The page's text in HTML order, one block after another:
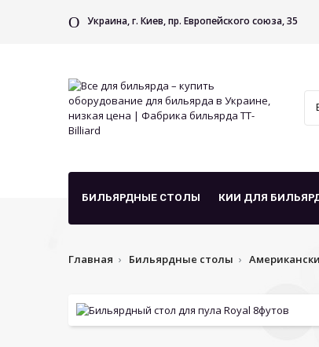
Украина, г. Киев, пр. Европейского союза, 35
БИЛЬЯРДНЫЕ СТОЛЫ КИИ ДЛЯ
Главная Бильярдные столы